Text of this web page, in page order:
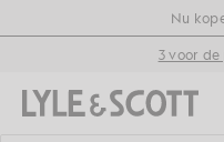
Ga naar de hoofdinhoud
Informatie over Nu
3 voor de